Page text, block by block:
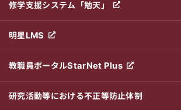
修学支援システム「勉天」
明星LMS
教職員ポータルStarNet Plus
研究活動等における不正等防止体制